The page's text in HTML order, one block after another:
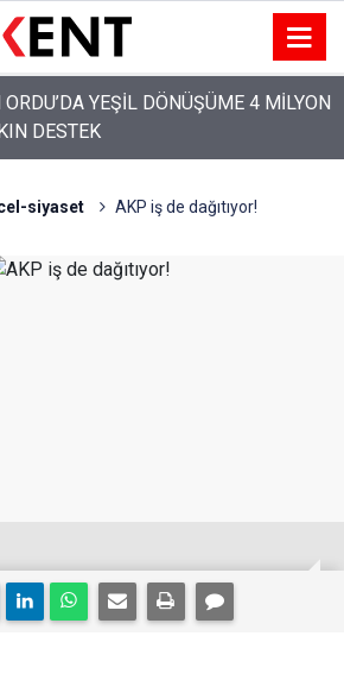
ORDU’DAKİ 69 KİŞİLİK KURUCU
siyaset AKP iş de dağıtıyor!